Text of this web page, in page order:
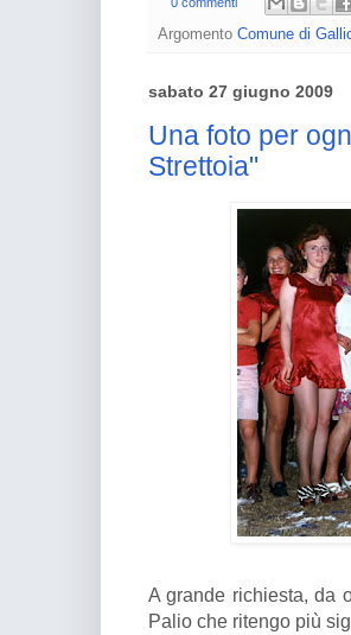
Argomento Comune di
sabato 27 giugno 2009
Una foto per
Strettoia"
A grande richiesta, da
Palio che ritengo più